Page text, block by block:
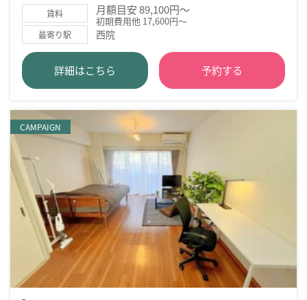
賃料 月額目安 89,100円～
初期費用他 17,600円～
最寄り駅 西院
詳細はこちら 予約する
CAMPAIGN